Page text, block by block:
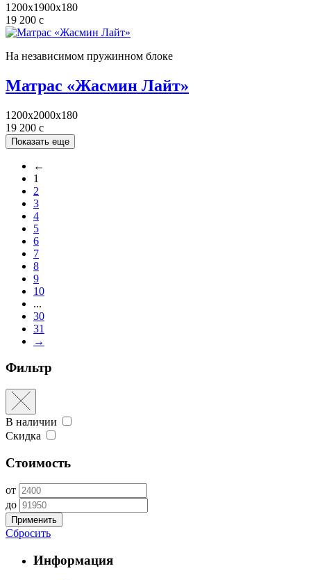
1200x1900x180
19 200 c
На независимом пружинном блоке
Матрас «Жасмин Лайт»
1200x2000x180
19 200 c
Показать еще
←
1
2
3
4
5
6
7
8
9
10
...
30
31
→
Фильтр
В наличии
Скидка
Стоимость
от
до
Применить
Сбросить
Информация